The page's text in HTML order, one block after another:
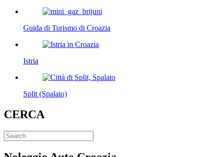
Guida di Turismo di Croazia
Istria
Split (Spalato)
CERCA